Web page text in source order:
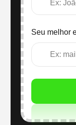
Seu melhor